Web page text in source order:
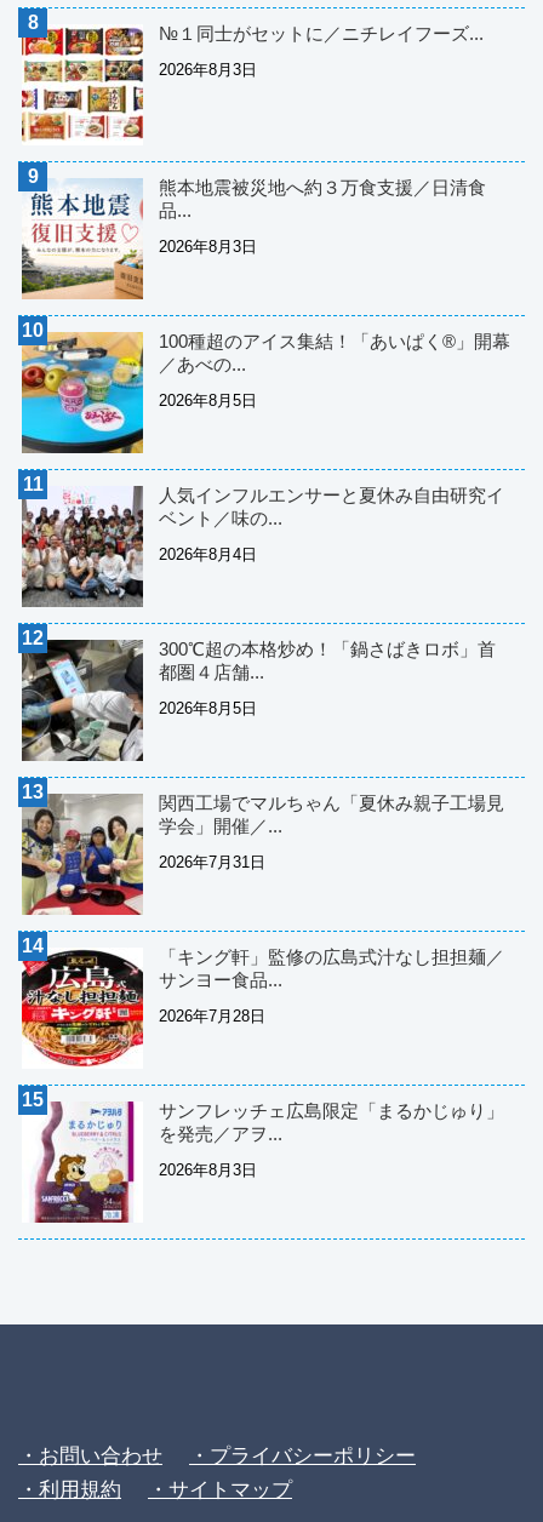
№１同士がセットに／ニチレイフーズ...
2026年8月3日
熊本地震被災地へ約３万食支援／日清食
品...
2026年8月3日
100種超のアイス集結！「あいぱく®」開幕
／あべの...
2026年8月5日
人気インフルエンサーと夏休み自由研究イ
ベント／味の...
2026年8月4日
300℃超の本格炒め！「鍋さばきロボ」首
都圏４店舗...
2026年8月5日
関西工場でマルちゃん「夏休み親子工場見
学会」開催／...
2026年7月31日
「キング軒」監修の広島式汁なし担担麺／
サンヨー食品...
2026年7月28日
サンフレッチェ広島限定「まるかじゅり」
を発売／アヲ...
2026年8月3日
・お問い合わせ
・プライバシーポリシー
・利用規約
・サイトマップ